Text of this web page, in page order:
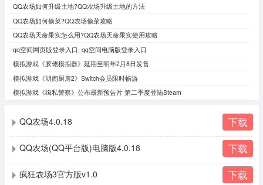
QQ农场如何升级土地?QQ农场升级土地的方法
QQ农场如何偷菜?QQ农场偷菜攻略
QQ农场天命果实怎么用?QQ农场天命果实使用攻略
qq空间网页版登录入口_qq空间电脑版登录入口
模拟游戏《胶佬模拟器》延期至明年2月8日发售
模拟游戏《胡闹厨房2》Switch会员限时畅游
模拟游戏《缉私警察》公布最新预告片 第二季度登陆Steam
QQ农场4.0.18 下载
QQ农场(QQ平台版)电脑版4.0.18 下载
疯狂农场3官方版v1.0 下载